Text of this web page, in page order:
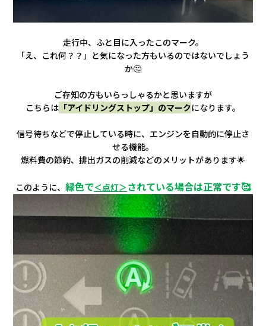
走行中、ふと目に入ったこのマーク。
「え、これ何？？」と気になった方もいるのではないでしょう
か🤔
ご存知の方もいらっしゃるかと思いますが
こちらは 「アイドリングストップ」のマークになります。
信号待ちなどで停止している時に、エンジンを自動的に停止さ
せる機能。
燃料費の節約、排出ガスの削減などのメリットがあります🌟
このように、 緑色で＜点灯＞されている場合は正常です🥰